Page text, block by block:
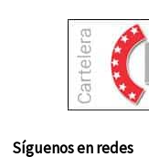
Síguenos en redes